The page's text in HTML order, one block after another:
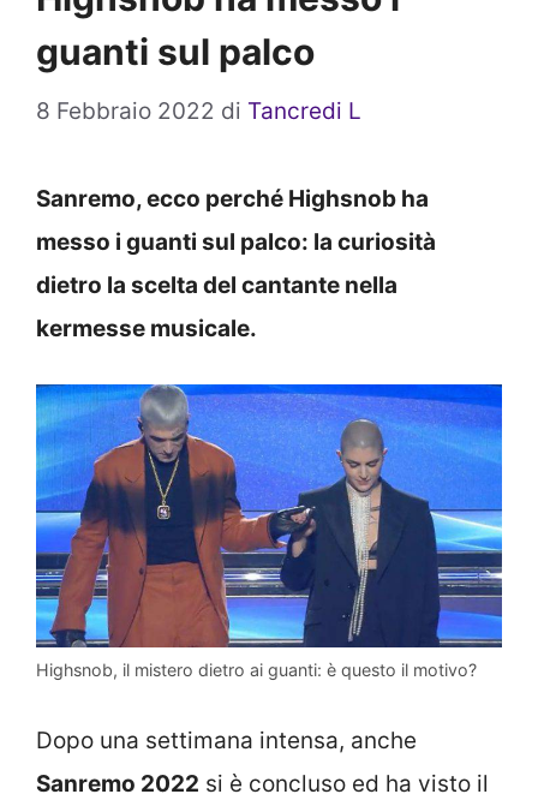
guanti sul palco
8 Febbraio 2022 di Tancredi L
Sanremo, ecco perché Highsnob ha
messo i guanti sul palco: la curiosità
dietro la scelta del cantante nella
kermesse musicale.
Highsnob, il mistero dietro ai guanti: è questo il motivo?
Dopo una settimana intensa, anche
Sanremo 2022 si è concluso ed ha visto il